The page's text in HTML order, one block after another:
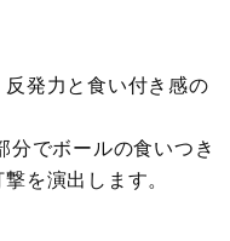
発力と食い付き感の
分でボールの食いつき
を演出します。